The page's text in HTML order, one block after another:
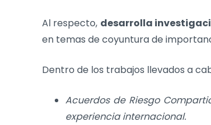
Al respecto, desarrolla
en temas de coyuntura de
Dentro de los trabajos llevados a
Acuerdos de Riesgo
experiencia internacional.